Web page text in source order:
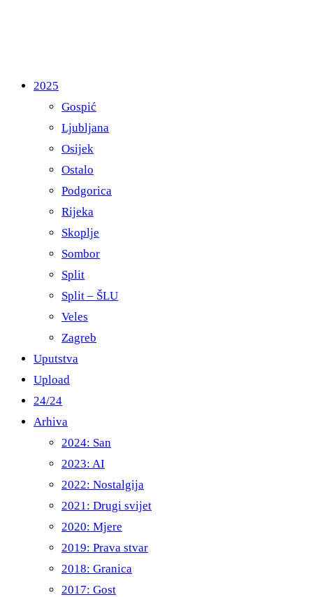
2025
Gospić
Ljubljana
Osijek
Ostalo
Podgorica
Rijeka
Skoplje
Sombor
Split
Split – ŠLU
Veles
Zagreb
Uputstva
Upload
24/24
Arhiva
2024: San
2023: AI
2022: Nostalgija
2021: Drugi svijet
2020: Mjere
2019: Prava stvar
2018: Granica
2017: Gost